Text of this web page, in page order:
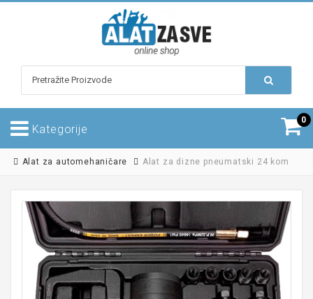
Kategorije
0
Alat za automehaničare Alat za dizne pneumatski 24 kom